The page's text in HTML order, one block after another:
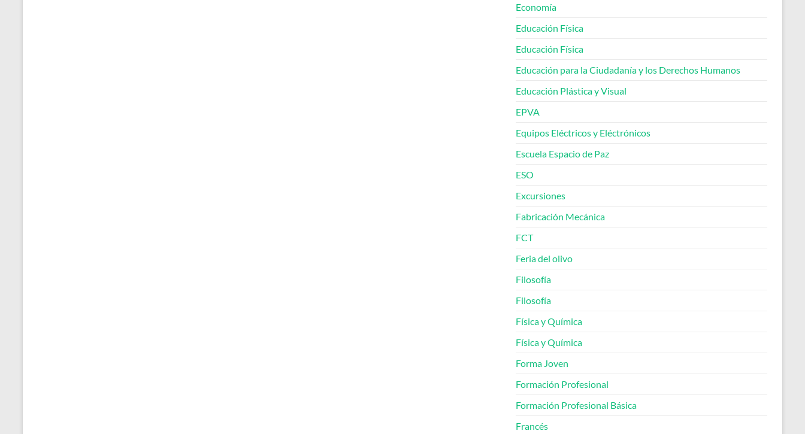
Economía
Educación Física
Educación Física
Educación para la Ciudadanía y los Derechos Humanos
Educación Plástica y Visual
EPVA
Equipos Eléctricos y Eléctrónicos
Escuela Espacio de Paz
ESO
Excursiones
Fabricación Mecánica
FCT
Feria del olivo
Filosofía
Filosofía
Física y Química
Física y Química
Forma Joven
Formación Profesional
Formación Profesional Básica
Francés